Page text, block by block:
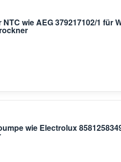
wie AEG 379217102/1 für
wie Electrolux